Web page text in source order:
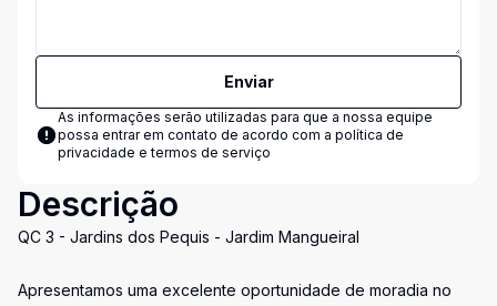
Enviar
As informações serão utilizadas para que a nossa equipe
possa entrar em contato de acordo com a política de
privacidade e termos de serviço
Descrição
QC 3 - Jardins dos Pequis - Jardim Mangueiral
Apresentamos uma excelente oportunidade de moradia no